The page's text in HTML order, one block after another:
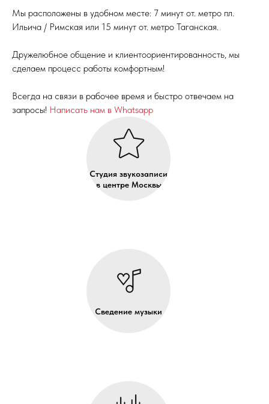
Мы расположены в удобном месте: 7 минут от. метро пл.
Ильича / Римская или 15 минут от. метро Таганская.
Дружелюбное общение и клиентоориентированность, мы
сделаем процесс работы комфортным!
Всегда на связи в рабочее время и быстро отвечаем на
запросы! Написать нам в Whatsapp
Студия звукозаписи
в центре Москвы
Сведение музыки